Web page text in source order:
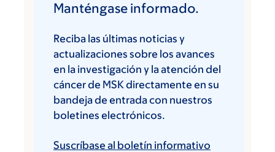
Manténgase informado.
Reciba las últimas noticias y
actualizaciones sobre los avances
en la investigación y la atención del
cáncer de MSK directamente en su
bandeja de entrada con nuestros
boletines electrónicos.
Suscríbase al boletín informativo